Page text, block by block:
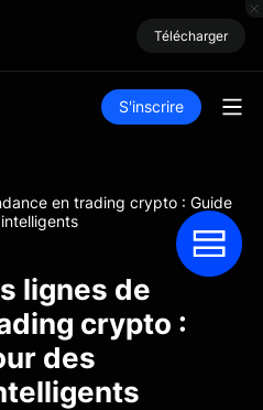
Télécharger
S'inscrire
en trading crypto : Guide
lignes de
crypto :
des